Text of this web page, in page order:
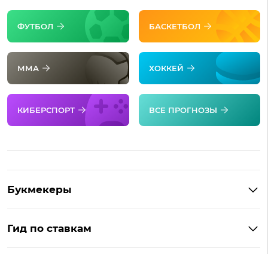
ФУТБОЛ БАСКЕТБОЛ
ММА ХОККЕЙ
КИБЕРСПОРТ ВСЕ ПРОГНОЗЫ
Букмекеры
Обзор Париматч
Гид по ставкам